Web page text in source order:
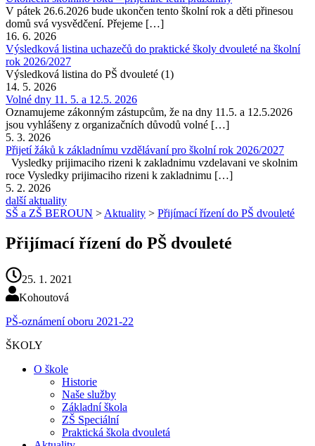
V pátek 26.6.2026 bude ukončen tento školní rok a děti přinesou
domů svá vysvědčení. Přejeme […]
16. 6. 2026
Výsledková listina uchazečů do praktické školy dvouleté na školní
rok 2026/2027
Výsledková listina do PŠ dvouleté (1)
14. 5. 2026
Volné dny 11. 5. a 12.5. 2026
Oznamujeme zákonným zástupcům, že na dny 11.5. a 12.5.2026
jsou vyhlášeny z organizačních důvodů volné […]
5. 3. 2026
Přijetí žáků k základnímu vzdělávaní pro školní rok 2026/2027
Vysledky prijimaciho rizeni k zakladnimu vzdelavani ve skolnim
roce Vysledky prijimaciho rizeni k zakladnimu […]
5. 2. 2026
další aktuality
SŠ a ZŠ BEROUN > Aktuality > Přijímací řízení do PŠ dvouleté
Přijímací řízení do PŠ dvouleté
25. 1. 2021
Kohoutová
PŠ-oznámení oboru 2021-22
ŠKOLY
O škole
Historie
Naše služby
Základní škola
ZŠ Speciální
Praktická škola dvouletá